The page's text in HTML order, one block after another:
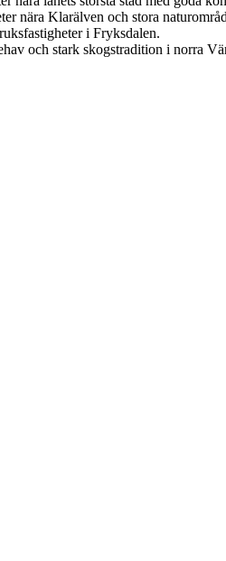
nära Klarälven och stora
i Fryksdalen.
och stark skogstradition i norra